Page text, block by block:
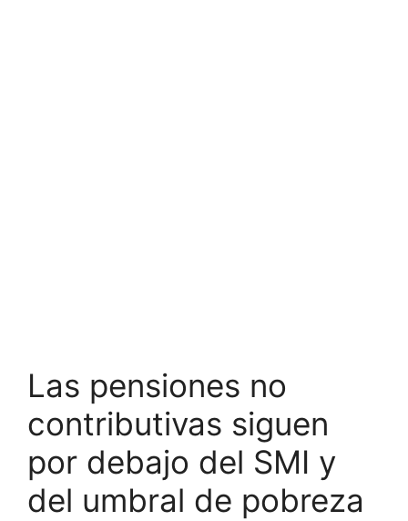
Las pensiones no
contributivas siguen
por debajo del SMI y
del umbral de pobreza